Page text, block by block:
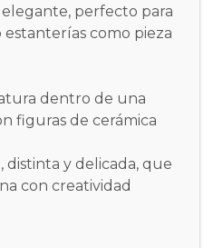
perfecto para
estanterías como pieza
dentro de una
figuras de cerámica
distinta y delicada, que
con creatividad